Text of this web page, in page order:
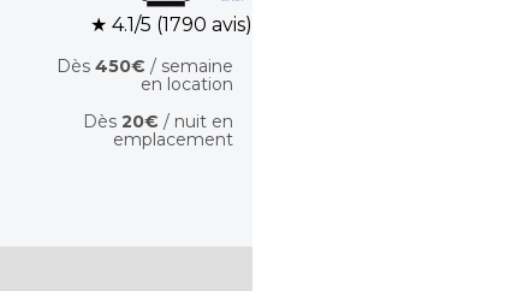
★ 4.1/5 (1790 avis)
Dès 450€ / semaine
en location
Dès 20€ / nuit en
emplacement